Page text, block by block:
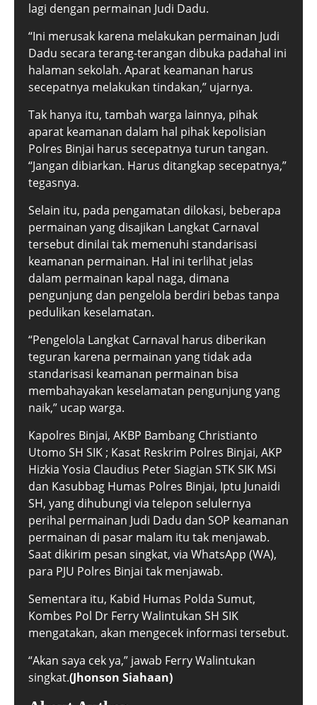
lagi dengan permainan Judi Dadu.
“Ini merusak karena melakukan permainan Judi
Dadu secara terang-terangan dibuka padahal ini
halaman sekolah. Aparat keamanan harus
secepatnya melakukan tindakan,” ujarnya.
Tak hanya itu, tambah warga lainnya, pihak
aparat keamanan dalam hal pihak kepolisian
Polres Binjai harus secepatnya turun tangan.
“Jangan dibiarkan. Harus ditangkap secepatnya,”
tegasnya.
Selain itu, pada pengamatan dilokasi, beberapa
permainan yang disajikan Langkat Carnaval
tersebut dinilai tak memenuhi standarisasi
keamanan permainan. Hal ini terlihat jelas
dalam permainan kapal naga, dimana
pengunjung dan pengelola berdiri bebas tanpa
pedulikan keselamatan.
“Pengelola Langkat Carnaval harus diberikan
teguran karena permainan yang tidak ada
standarisasi keamanan permainan bisa
membahayakan keselamatan pengunjung yang
naik,” ucap warga.
Kapolres Binjai, AKBP Bambang Christianto
Utomo SH SIK ; Kasat Reskrim Polres Binjai, AKP
Hizkia Yosia Claudius Peter Siagian STK SIK MSi
dan Kasubbag Humas Polres Binjai, Iptu Junaidi
SH, yang dihubungi via telepon selulernya
perihal permainan Judi Dadu dan SOP keamanan
permainan di pasar malam itu tak menjawab.
Saat dikirim pesan singkat, via WhatsApp (WA),
para PJU Polres Binjai tak menjawab.
Sementara itu, Kabid Humas Polda Sumut,
Kombes Pol Dr Ferry Walintukan SH SIK
mengatakan, akan mengecek informasi tersebut.
“Akan saya cek ya,” jawab Ferry Walintukan
singkat.(Jhonson Siahaan)